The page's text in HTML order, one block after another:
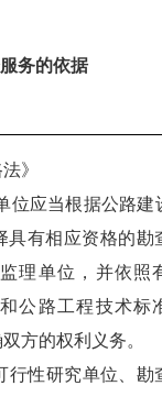
务的依据
》
应当根据公路建
具有相应资格的勘
理单位，并依照
公路工程技术标
方的权利义务。
性研究单位、勘